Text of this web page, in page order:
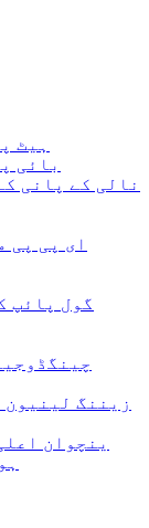
ہیٹ
بائی
نالی کے پانی
ای پی پی
گول پائپ
زیننگ
ینچوان